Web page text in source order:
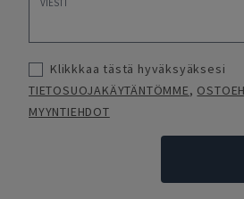
Klikkkaa tästä hyväksyäksesi
TIETOSUOJAKÄYTÄNTÖMME,
MYYNTIEHDOT